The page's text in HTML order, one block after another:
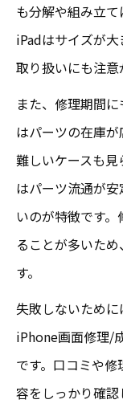
も分解や組み立て
iPadはサイズが
取り扱いにも注意
また、修理期間
はパーツの在庫
難しいケースも
はパーツ流通が
いのが特徴です
ることが多いた
す。
失敗しないために
iPhone画面修理/
です。口コミや
容をしっかり確認